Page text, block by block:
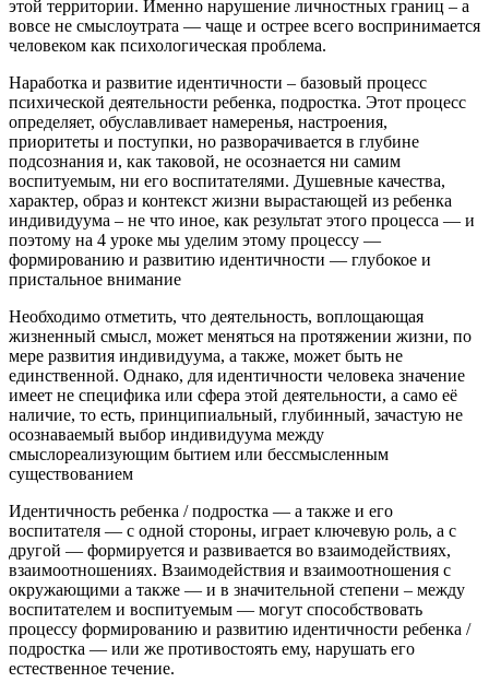
этой территории. Именно нарушение личностных границ – а
вовсе не смыслоутрата — чаще и острее всего воспринимается
человеком как психологическая проблема.
Наработка и развитие идентичности – базовый процесс
психической деятельности ребенка, подростка. Этот процесс
определяет, обуславливает намеренья, настроения,
приоритеты и поступки, но разворачивается в глубине
подсознания и, как таковой, не осознается ни самим
воспитуемым, ни его воспитателями. Душевные качества,
характер, образ и контекст жизни вырастающей из ребенка
индивидуума – не что иное, как результат этого процесса — и
поэтому на 4 уроке мы уделим этому процессу —
формированию и развитию идентичности — глубокое и
пристальное внимание
Необходимо отметить, что деятельность, воплощающая
жизненный смысл, может меняться на протяжении жизни, по
мере развития индивидуума, а также, может быть не
единственной. Однако, для идентичности человека значение
имеет не специфика или сфера этой деятельности, а само её
наличие, то есть, принципиальный, глубинный, зачастую не
осознаваемый выбор индивидуума между
смыслореализующим бытием или бессмысленным
существованием
Идентичность ребенка / подростка — а также и его
воспитателя — с одной стороны, играет ключевую роль, а с
другой — формируется и развивается во взаимодействиях,
взаимоотношениях. Взаимодействия и взаимоотношения с
окружающими а также — и в значительной степени – между
воспитателем и воспитуемым — могут способствовать
процессу формированию и развитию идентичности ребенка /
подростка — или же противостоять ему, нарушать его
естественное течение.